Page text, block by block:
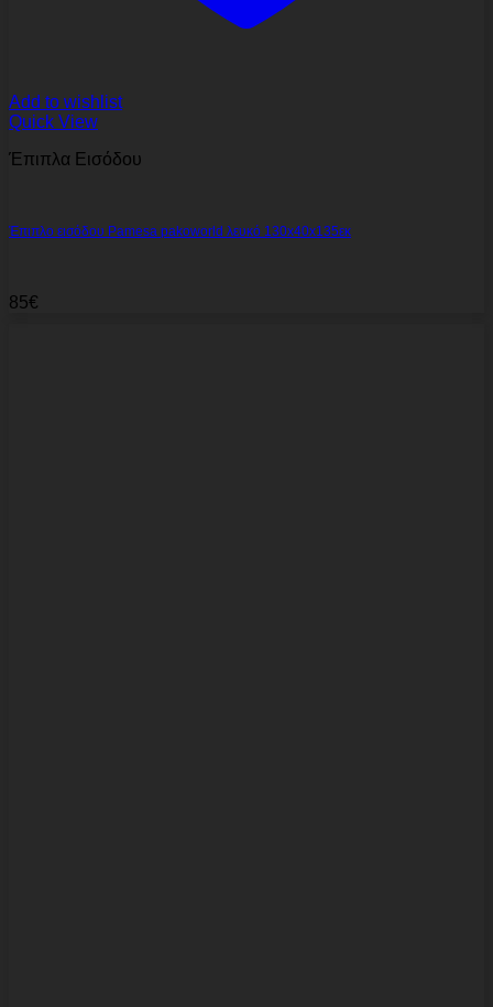
Add to wishlist
Quick View
Έπιπλα Εισόδου
Έπιπλο εισόδου Pamesa pakoworld λευκό 130x40x135εκ
85€